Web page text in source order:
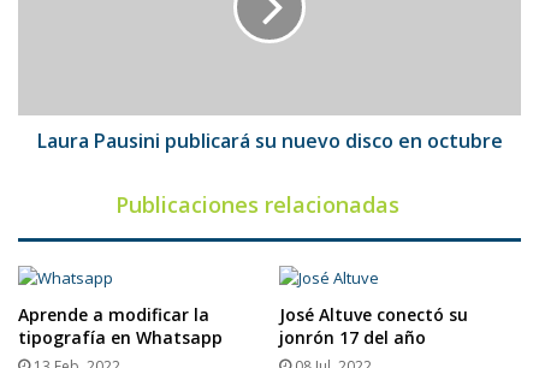
Laura Pausini publicará su nuevo disco en octubre
Publicaciones relacionadas
Aprende a modificar la
tipografía en Whatsapp
José Altuve conectó su
jonrón 17 del año